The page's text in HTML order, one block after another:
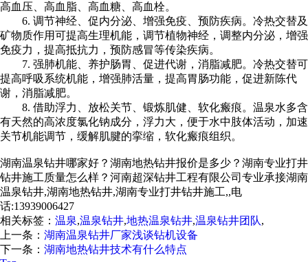
高血压、高血脂、高血糖、高血栓。
6. 调节神经、促内分泌、增强免疫、预防疾病。冷热交替及
矿物质作用可提高生理机能，调节植物神经，调整内分泌，增强
免疫力，提高抵抗力，预防感冒等传染疾病。
7. 强肺机能、养护肠胃、促进代谢，消脂减肥。冷热交替可
提高呼吸系统机能，增强肺活量，提高胃肠功能，促进新陈代
谢，消脂减肥。
8. 借助浮力、放松关节、锻炼肌健、软化瘢痕。温泉水多含
有天然的高浓度氯化钠成分，浮力大，便于水中肢体活动，加速
关节机能调节，缓解肌腱的挛缩，软化瘢痕组织。
湖南温泉钻井哪家好？湖南地热钻井报价是多少？湖南专业打井
钻井施工质量怎么样？河南超深钻井工程有限公司专业承接湖南
温泉钻井,湖南地热钻井,湖南专业打井钻井施工,,电
话:13939006427
相关标签： 温泉,温泉钻井,地热温泉钻井,温泉钻井团队,
上一条： 湖南温泉钻井厂家浅谈钻机设备
下一条： 湖南地热钻井技术有什么特点